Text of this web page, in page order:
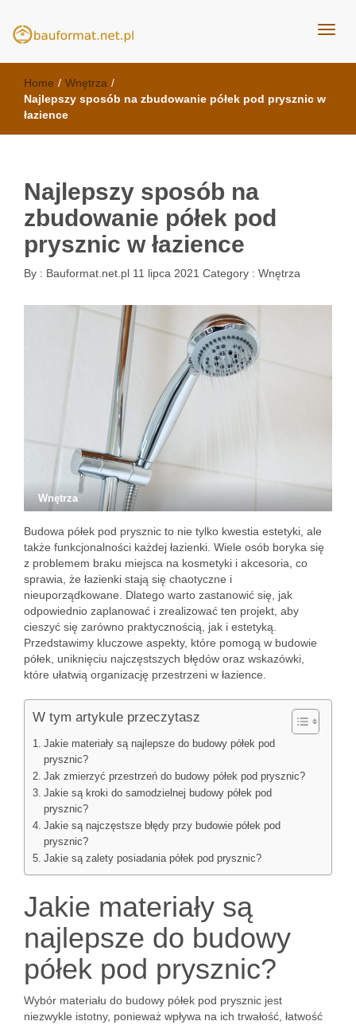
meble kuchenne Bauformat
Home / Wnętrza /
Najlepszy sposób na zbudowanie półek pod prysznic w
łazience
Najlepszy sposób na
zbudowanie półek pod
prysznic w łazience
By : Bauformat.net.pl 11 lipca 2021 Category : Wnętrza
Wnętrza
Budowa półek pod prysznic to nie tylko kwestia estetyki, ale
także funkcjonalności każdej łazienki. Wiele osób boryka się
z problemem braku miejsca na kosmetyki i akcesoria, co
sprawia, że łazienki stają się chaotyczne i
nieuporządkowane. Dlatego warto zastanowić się, jak
odpowiednio zaplanować i zrealizować ten projekt, aby
cieszyć się zarówno praktycznością, jak i estetyką.
Przedstawimy kluczowe aspekty, które pomogą w budowie
półek, uniknięciu najczęstszych błędów oraz wskazówki,
które ułatwią organizację przestrzeni w łazience.
W tym artykule przeczytasz
Jakie materiały są najlepsze do budowy półek pod
prysznic?
Jak zmierzyć przestrzeń do budowy półek pod prysznic?
Jakie są kroki do samodzielnej budowy półek pod
prysznic?
Jakie są najczęstsze błędy przy budowie półek pod
prysznic?
Jakie są zalety posiadania półek pod prysznic?
Jakie materiały są
najlepsze do budowy
półek pod prysznic?
Wybór materiału do budowy półek pod prysznic jest
niezwykle istotny, ponieważ wpływa na ich trwałość, łatwość